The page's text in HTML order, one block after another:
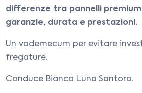
differenze tra pannelli
garanzie, durata e prestazioni.
Un vademecum per evitare
fregature.
Conduce Bianca Luna Santoro.